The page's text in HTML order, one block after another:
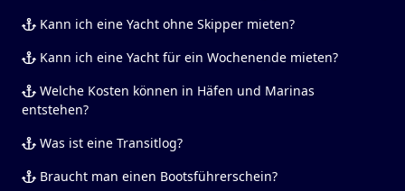
Kann ich eine Yacht ohne Skipper mieten?
Kann ich eine Yacht für ein Wochenende mieten?
Welche Kosten können in Häfen und Marinas
entstehen?
Was ist eine Transitlog?
Braucht man einen Bootsführerschein?